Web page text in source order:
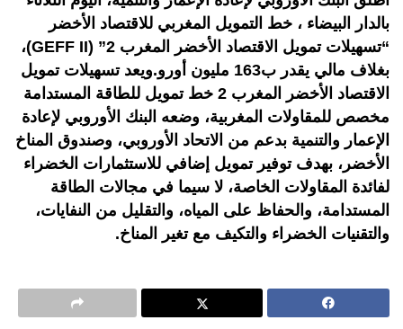
بالدار البيضاء ، خط التمويل المغربي للاقتصاد الأخضر
“تسهيلات تمويل الاقتصاد الأخضر المغرب 2” (GEFF II)،
بغلاف مالي يقدر ب163 مليون أورو.ويعد تسهيلات تمويل
الاقتصاد الأخضر المغرب 2 خط تمويل للطاقة المستدامة
مخصص للمقاولات المغربية، وضعه البنك الأوروبي لإعادة
الإعمار والتنمية بدعم من الاتحاد الأوروبي، وصندوق المناخ
الأخضر، بهدف توفير تمويل إضافي للاستثمارات الخضراء
لفائدة المقاولات الخاصة، لا سيما في مجالات الطاقة
المستدامة، والحفاظ على المياه، والتقليل من النفايات،
والتقنيات الخضراء والتكيف مع تغير المناخ.